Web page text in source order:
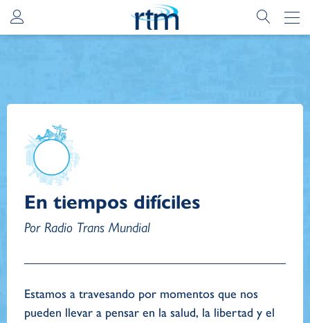
En tiempos difíciles
Por Radio Trans Mundial
Estamos a travesando por momentos que nos
pueden llevar a pensar en la salud, la libertad y el